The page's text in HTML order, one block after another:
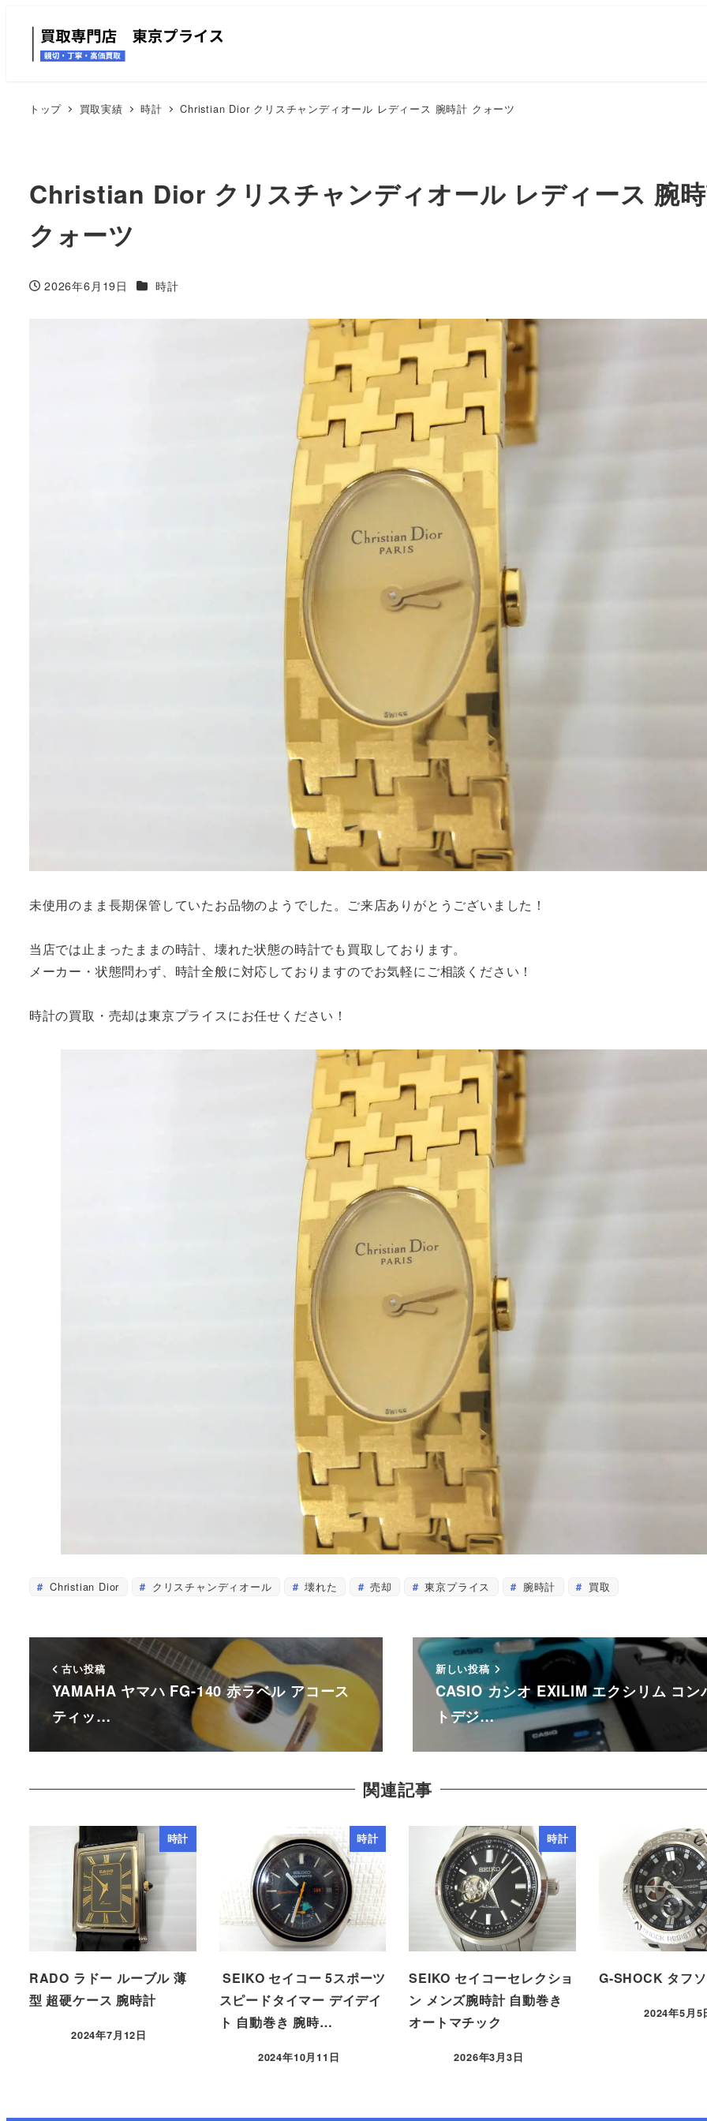
トップ 買取実績 時計 Christian Dior クリスチャンディオール レディース 腕時計 クォーツ
Christian Dior クリスチャンディオール レディース 腕
クォーツ
投稿日
2026年6月19日 カテゴリー
時計
未使用のまま長期保管していたお品物のようでした。ご来店ありがとうございました！
当店では止まったままの時計、壊れた状態の時計でも買取しております。
メーカー・状態問わず、時計全般に対応しておりますのでお気軽にご相談ください！
時計の買取・売却は東京プライスにお任せください！
Christian Dior クリスチャンディオール 壊れた 売却 東京プライス 腕時計 買取
古い投稿
YAMAHA ヤマハ FG-140 赤ラベル アコース
ティッ…
新しい投稿
CASIO カシオ EXILIM エクシリム コン
トデジ…
関連記事
時計
RADO ラドー ルーブル 薄
型 超硬ケース 腕時計
2024年7月12日
時計
SEIKO セイコー 5スポーツ
スピードタイマー デイデイ
ト 自動巻き 腕時…
2024年10月11日
時計
SEIKO セイコーセレクショ
ン メンズ腕時計 自動巻き
オートマチック
2026年3月3日
G-SHOCK タフ
2024年5月5